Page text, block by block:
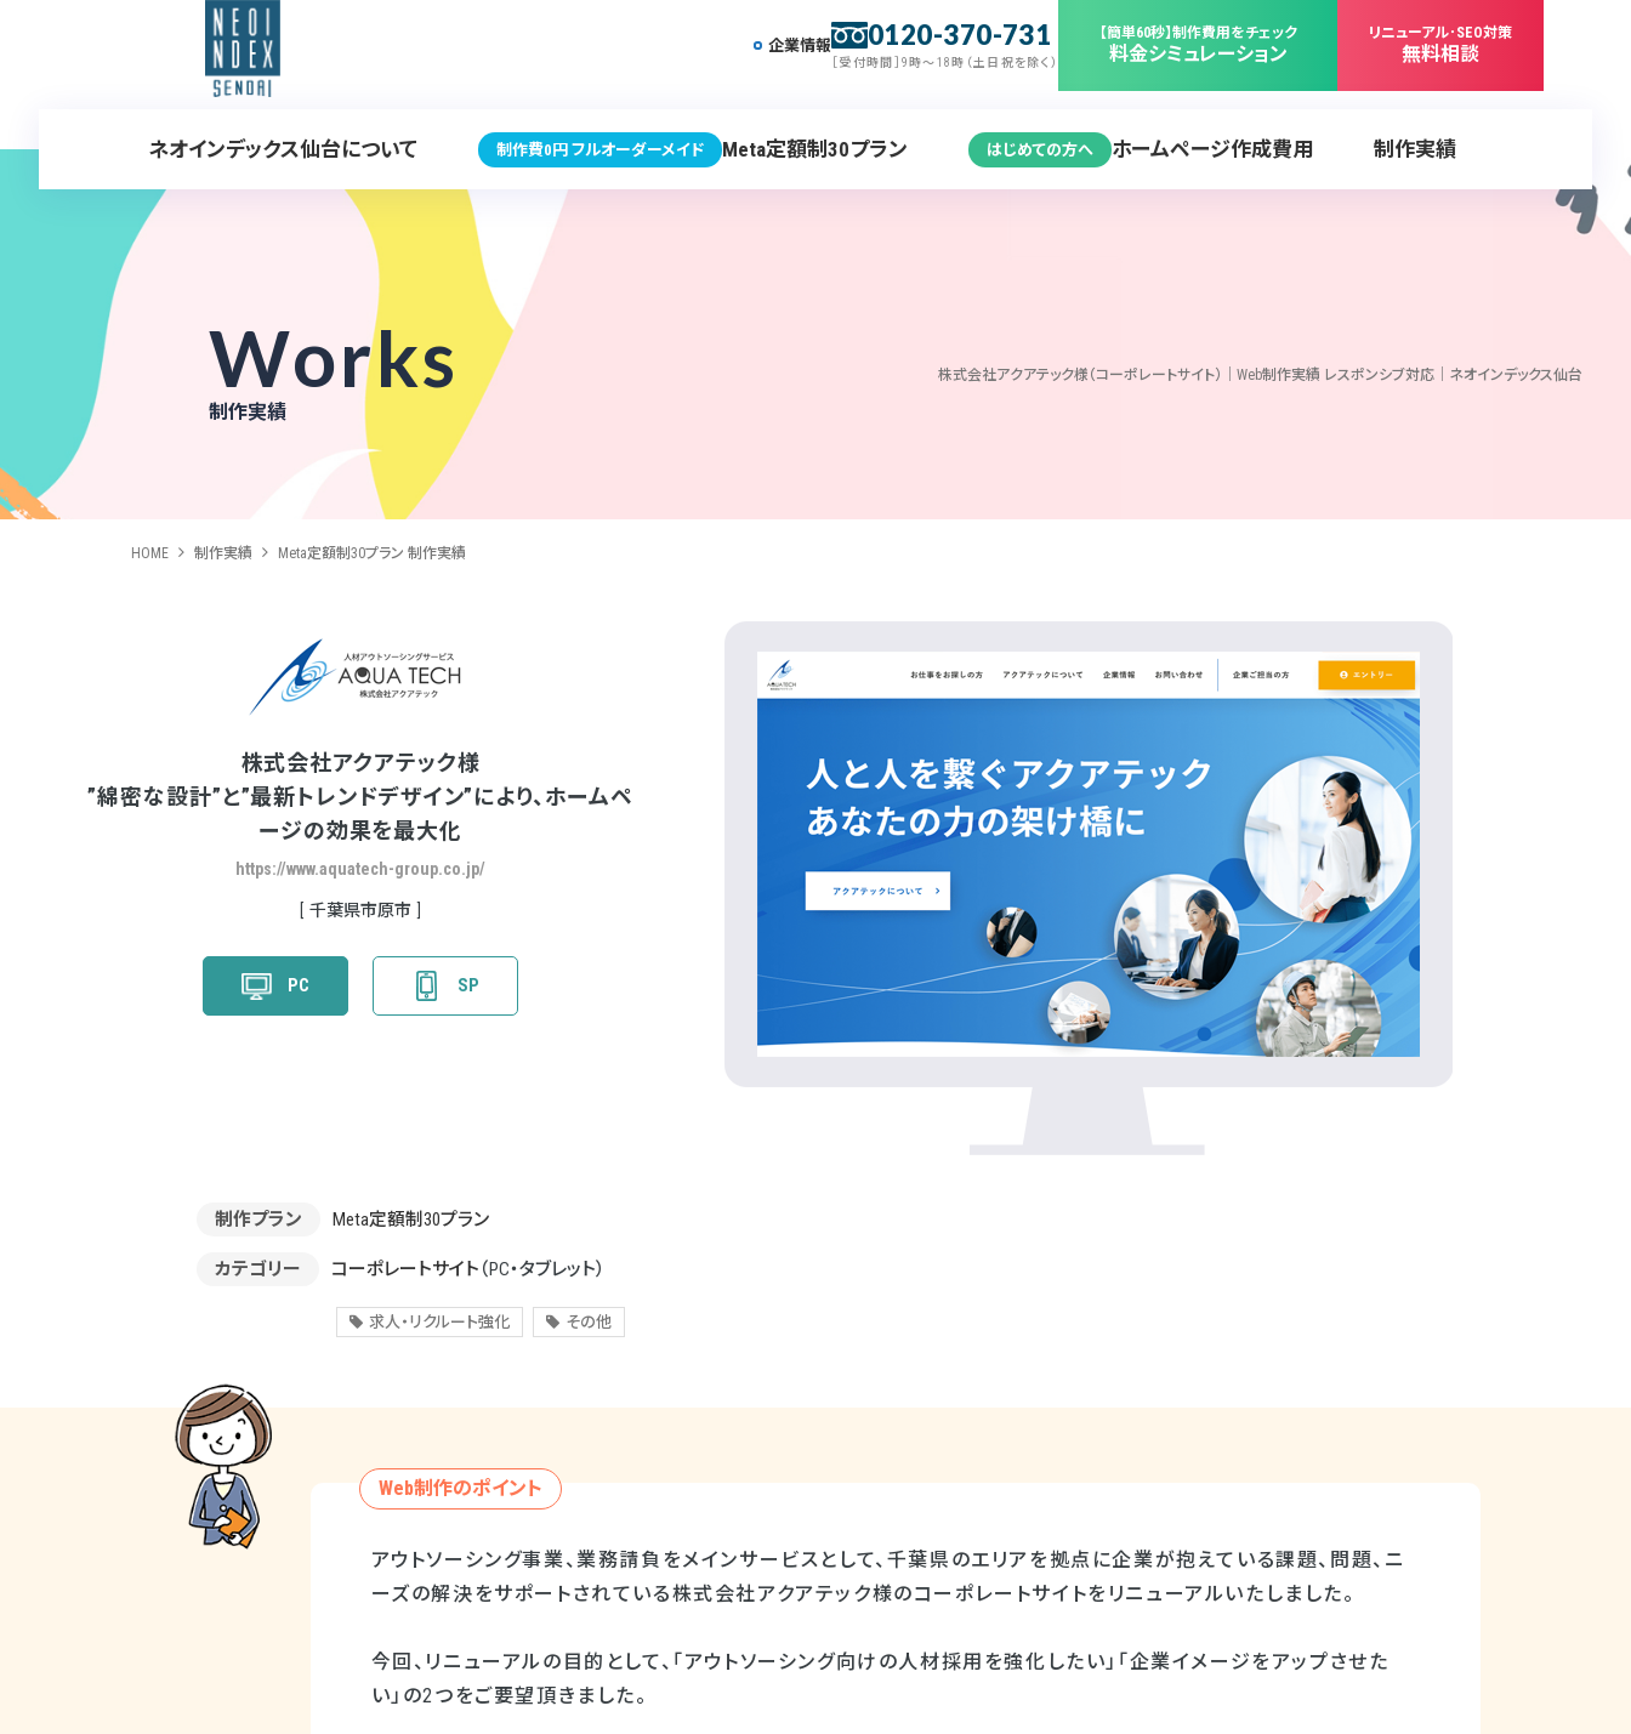
企業情報 0120-370-731
［受付時間］9時～18時（土日祝を除く）
【簡単60秒】制作費用をチェック
料金シミュレーション
リニューアル･SEO対策
無料相談
ネオインデックス仙台について 制作費0円 フルオーダーメイド Meta定額制30プラン はじめての方へ ホームページ作成費用 制作実績
株式会社アクアテック様（コーポレートサイト）｜Web制作実績 レスポンシブ対応｜ネオインデックス仙台
Works
制作実績
HOME 制作実績 Meta定額制30プラン 制作実績
株式会社アクアテック様
”綿密な設計”と”最新トレンドデザイン”により、ホームペ
ージの効果を最大化
https://www.aquatech-group.co.jp/
千葉県市原市
PC SP
制作プラン Meta定額制30プラン
カテゴリー コーポレートサイト （PC・タブレット）
求人・リクルート強化 その他
Web制作のポイント
アウトソーシング事業、業務請負をメインサービスとして、千葉県のエリアを拠点に企業が抱えている課題、問題、ニ
ーズの解決をサポートされている株式会社アクアテック様のコーポレートサイトをリニューアルいたしました。
今回、リニューアルの目的として、「アウトソーシング向けの人材採用を強化したい」「企業イメージをアップさせた
い」の2つをご要望頂きました。